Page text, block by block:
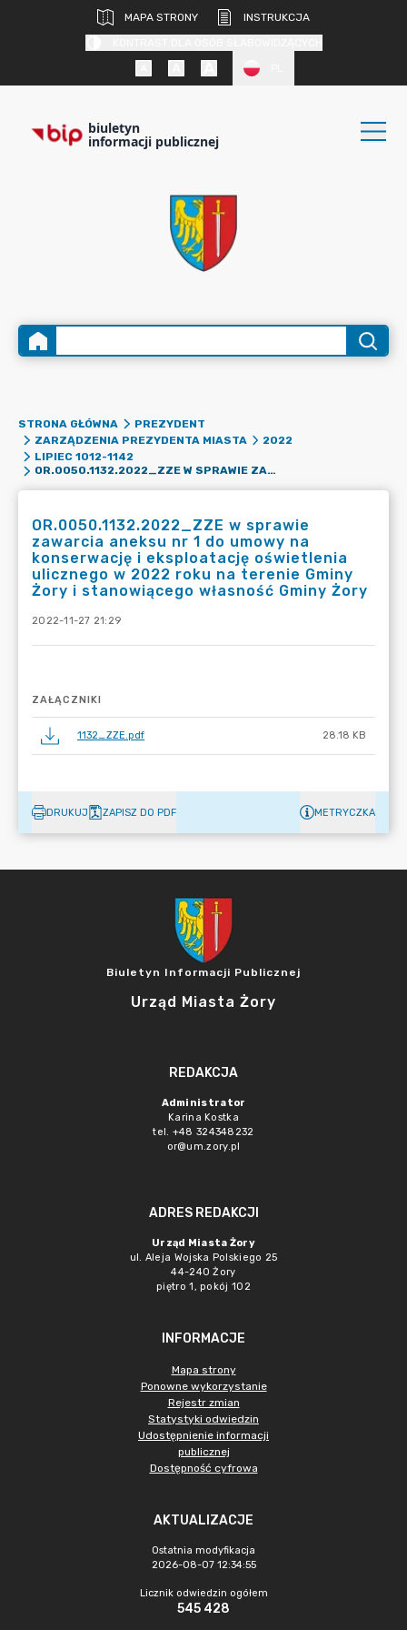
MAPA STRONY
INSTRUKCJA
biuletyn
informacji publicznej
STRONA GŁÓWNA
PREZYDENT
ZARZĄDZENIA PREZYDENTA MIASTA
2022
LIPIEC 1012-1142
OR.0050.1132.2022_ZZE W SPRAWIE ZAWARCIA ANEKSU NR 1 DO UMOWY NA KONSERWACJĘ I EKSPLOATACJĘ OŚWIETLENIA ULICZNEGO W 2022 ROKU NA TERENIE GMINY ŻORY I STANOWIĄCEGO WŁASNOŚĆ GMINY ŻORY
OR.0050.1132.2022_ZZE w sprawie
zawarcia aneksu nr 1 do umowy na
konserwację i eksploatację oświetlenia
ulicznego w 2022 roku na terenie Gminy
Żory i stanowiącego własność Gminy Żory
2022-11-27 21:29
ZAŁĄCZNIKI
1132_ZZE.pdf 28.18 KB
DRUKUJ ZAPISZ DO PDF METRYCZKA
Biuletyn Informacji Publicznej
Urząd Miasta Żory
REDAKCJA
Administrator
Karina Kostka
tel. +48 324348232
or@um.zory.pl
ADRES REDAKCJI
Urząd Miasta Żory
ul. Aleja Wojska Polskiego 25
44-240 Żory
piętro 1, pokój 102
INFORMACJE
Mapa strony
Ponowne wykorzystanie
Rejestr zmian
Statystyki odwiedzin
Udostępnienie informacji
publicznej
Dostępność cyfrowa
AKTUALIZACJE
Ostatnia modyfikacja
2026-08-07 12:34:55
Licznik odwiedzin ogółem
545 428